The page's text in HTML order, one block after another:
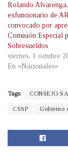
Rolando Alvarenga,
exfuncionario de
convocado por
Comisión Especial
Sobresueldos
viernes, 1 octubre
En «Nacionales»
Tags: CONSEJO
CSSP Gobierno